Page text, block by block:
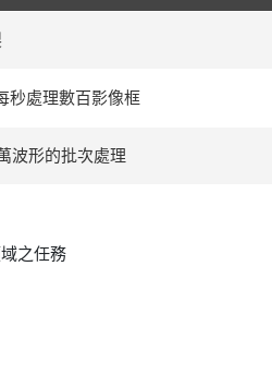
秒處理數百影像框
波形的批次處理
之任務